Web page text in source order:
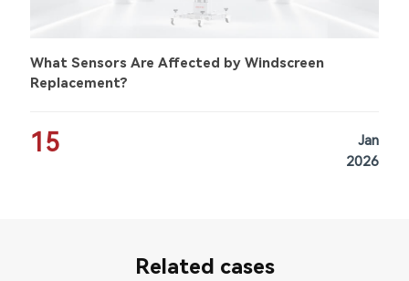
What Sensors Are Affected by Windscreen
Replacement?
15
Jan
2026
Related cases